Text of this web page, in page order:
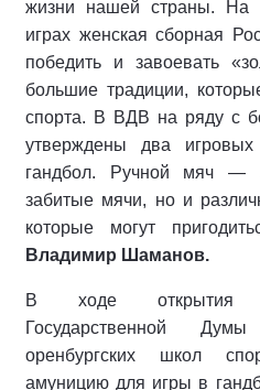
жизни нашей страны. На
играх женская сборная
победить и завоевать
большие традиции,
спорта. В ВДВ на ряду с
утверждены два
гандбол. Ручной мяч —
забитые мячи, но и
которые могут
Владимир Шаманов.
В ходе открытия
Государственной
оренбургских школ
амуницию для игры в